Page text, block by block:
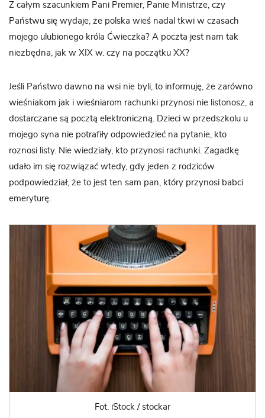
Z całym szacunkiem Pani Premier, Panie Ministrze, czy
Państwu się wydaje, że polska wieś nadal tkwi w czasach
mojego ulubionego króla Ćwieczka? A poczta jest nam tak
niezbędna, jak w XIX w. czy na początku XX?
Jeśli Państwo dawno na wsi nie byli, to informuję, że zarówno
wieśniakom jak i wieśniarom rachunki przynosi nie listonosz, a
dostarczane są pocztą elektroniczną. Dzieci w przedszkolu u
mojego syna nie potrafiły odpowiedzieć na pytanie, kto
roznosi listy. Nie wiedziały, kto przynosi rachunki. Zagadkę
udało im się rozwiązać wtedy, gdy jeden z rodziców
podpowiedział, że to jest ten sam pan, który przynosi babci
emeryturę.
Fot. iStock / stockar